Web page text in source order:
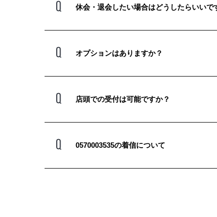
休会・退会したい場合はどうしたらいいで
オプションはありますか？
店頭での受付は可能ですか？
0570003535の着信について